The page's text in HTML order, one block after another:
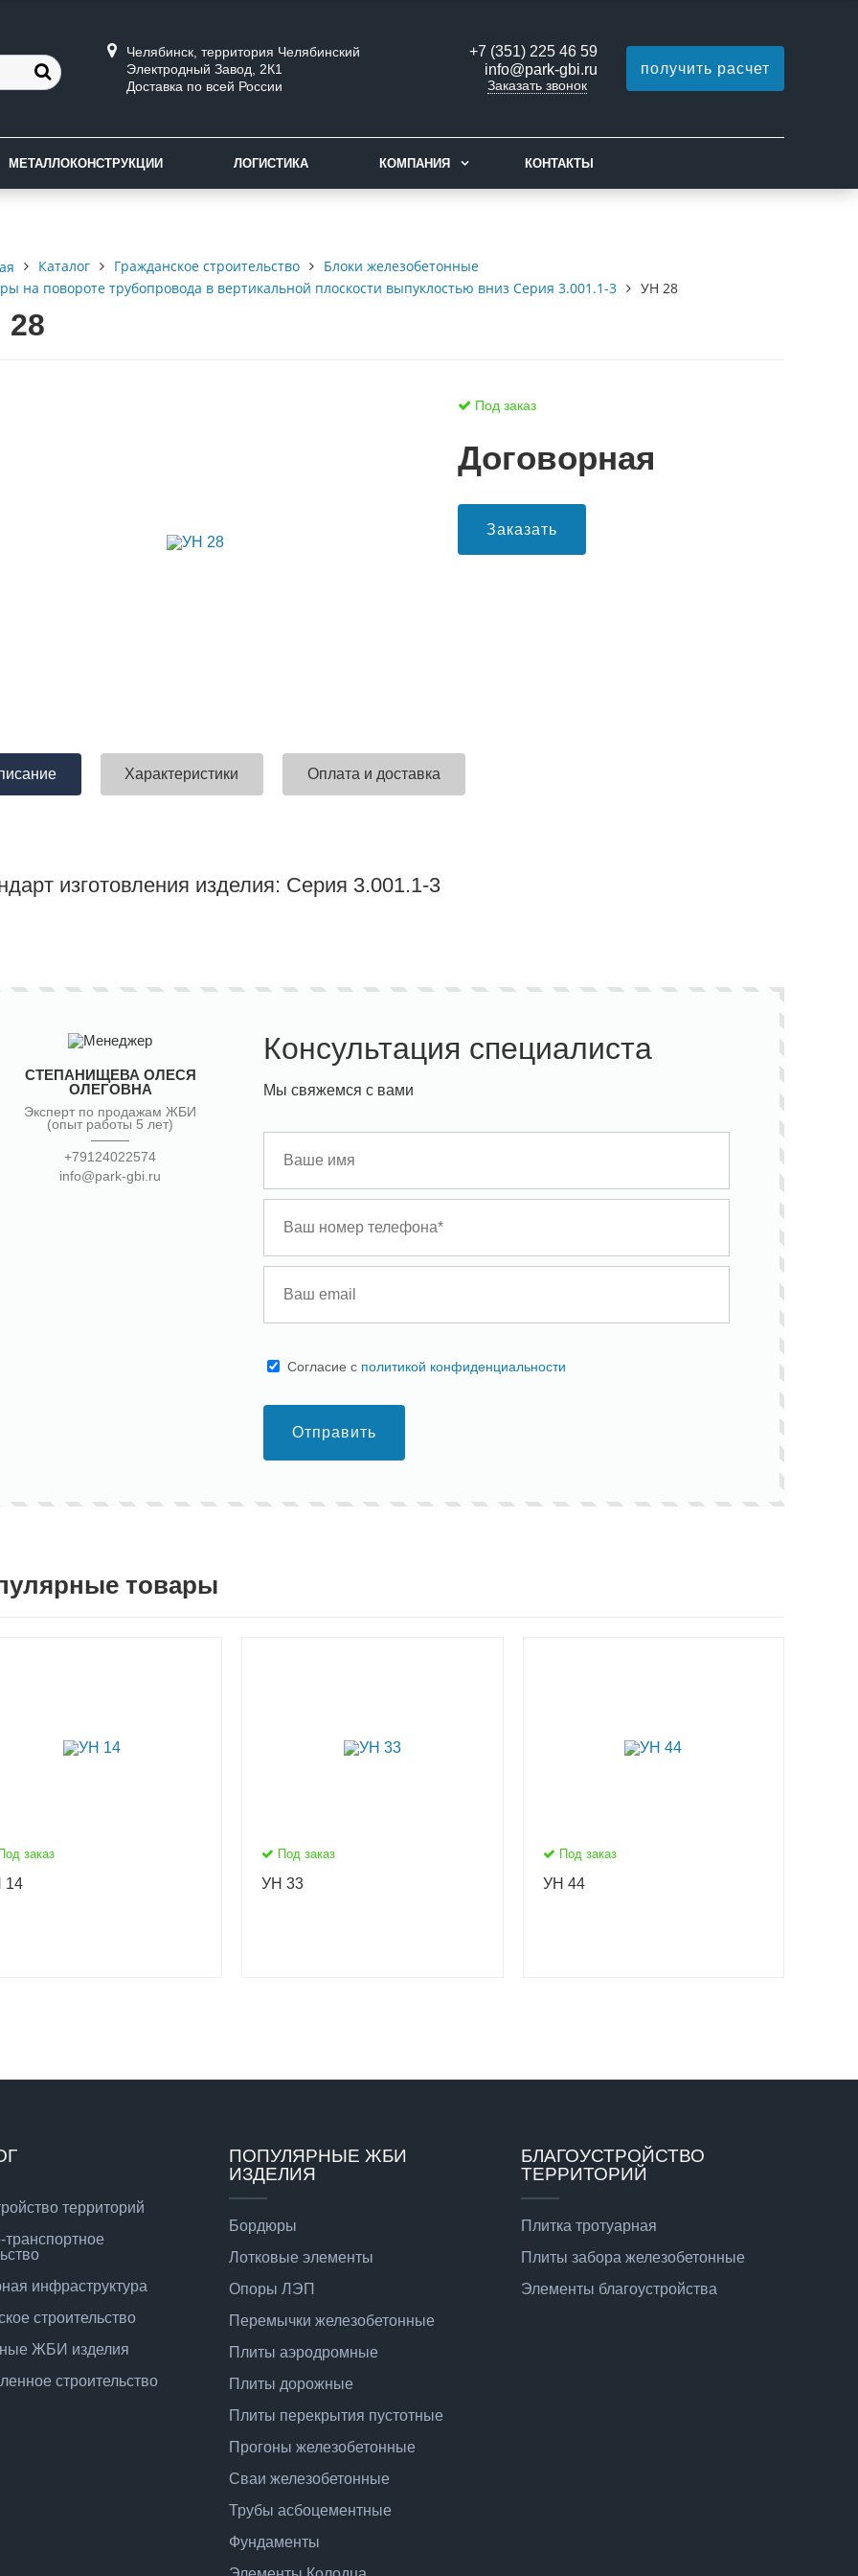
Челябинск, территория Челябинский
Электродный Завод, 2К1
Доставка по всей России
+7 (351) 225 46 59
info@park-gbi.ru
Заказать звонок
получить расчет
МЕТАЛЛОКОНСТРУКЦИИ ЛОГИСТИКА КОМПАНИЯ КОНТАКТЫ
Каталог Гражданское строительство
Блоки железобетонные
на повороте трубопровода в вертикальной плоскости выпуклостью вниз Серия 3.001.1-3
УН 28
28
Под заказ
Договорная
Заказать
Характеристики Оплата и доставка
изготовления изделия: Серия 3.001.1-3
СТЕПАНИЩЕВА ОЛЕСЯ
ОЛЕГОВНА
Эксперт по продажам ЖБИ
(опыт работы 5 лет)
+79124022574
info@park-gbi.ru
Консультация специалиста
Мы свяжемся с вами
Cогласие с политикой конфиденциальности
Отправить
товары
заказ
14
Под заказ
УН 33
Под заказ
УН 44
территорий
инфраструктура
строительство
ЖБИ изделия
строительство
ПОПУЛЯРНЫЕ ЖБИ
ИЗДЕЛИЯ
Бордюры
Лотковые элементы
Опоры ЛЭП
Перемычки железобетонные
Плиты аэродромные
Плиты дорожные
Плиты перекрытия пустотные
Прогоны железобетонные
Сваи железобетонные
Трубы асбоцементные
Фундаменты
БЛАГОУСТРОЙСТВО
ТЕРРИТОРИЙ
Плитка тротуарная
Плиты забора железобетонные
Элементы благоустройства